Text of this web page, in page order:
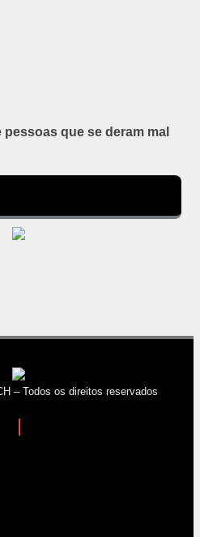
que se deram mal
– Todos os direitos reservados